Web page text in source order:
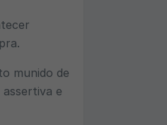
munido de
e